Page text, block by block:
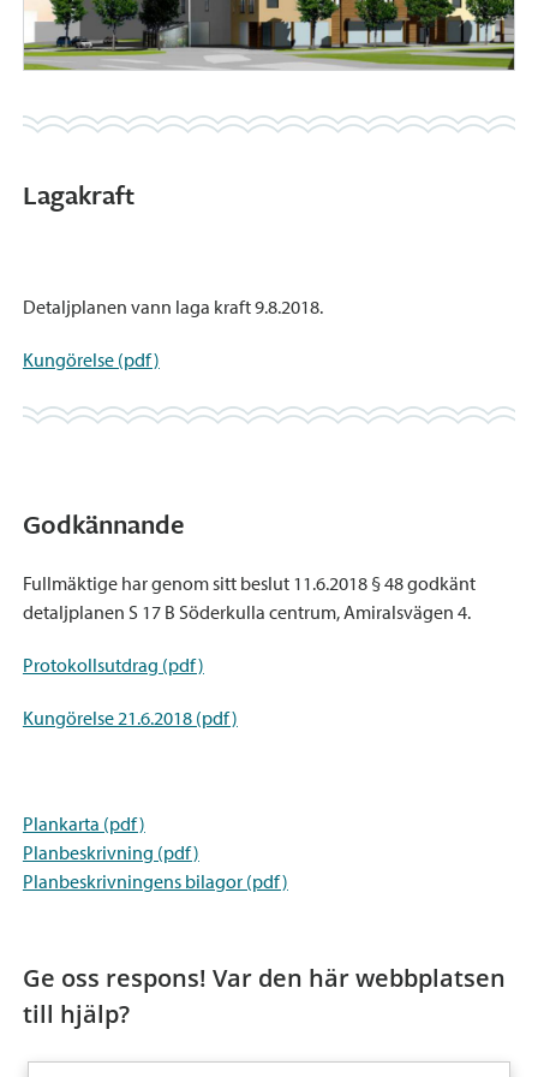
Lagakraft
Detaljplanen vann laga kraft 9.8.2018.
Kungörelse (pdf)
Godkännande
Fullmäktige har genom sitt beslut 11.6.2018 § 48 godkänt
detaljplanen S 17 B Söderkulla centrum, Amiralsvägen 4.
Protokollsutdrag (pdf)
Kungörelse 21.6.2018 (pdf)
Plankarta (pdf)
Planbeskrivning (pdf)
Planbeskrivningens bilagor (pdf)
Ge oss respons! Var den här webbplatsen
till hjälp?